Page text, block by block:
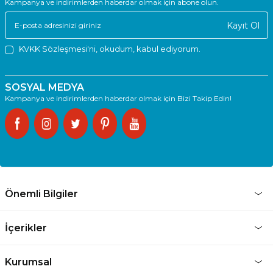
Kampanya ve indirimlerden haberdar olmak için abone olun.
Kayıt Ol
KVKK Sözleşmesi'ni , okudum, kabul ediyorum.
SOSYAL MEDYA
Kampanya ve indirimlerden haberdar olmak için Bizi Takip Edin!
Önemli Bilgiler
İçerikler
Kurumsal